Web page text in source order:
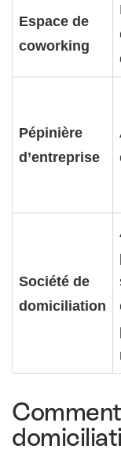
Espace de
coworking
Pépinière
d’entreprise
Société de
domiciliation